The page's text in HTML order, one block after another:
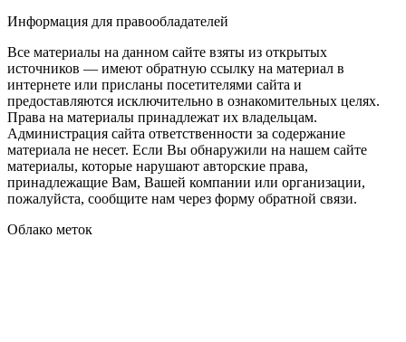
Информация для правообладателей
Все материалы на данном сайте взяты из открытых
источников — имеют обратную ссылку на материал в
интернете или присланы посетителями сайта и
предоставляются исключительно в ознакомительных целях.
Права на материалы принадлежат их владельцам.
Администрация сайта ответственности за содержание
материала не несет. Если Вы обнаружили на нашем сайте
материалы, которые нарушают авторские права,
принадлежащие Вам, Вашей компании или организации,
пожалуйста, сообщите нам через форму обратной связи.
Облако меток